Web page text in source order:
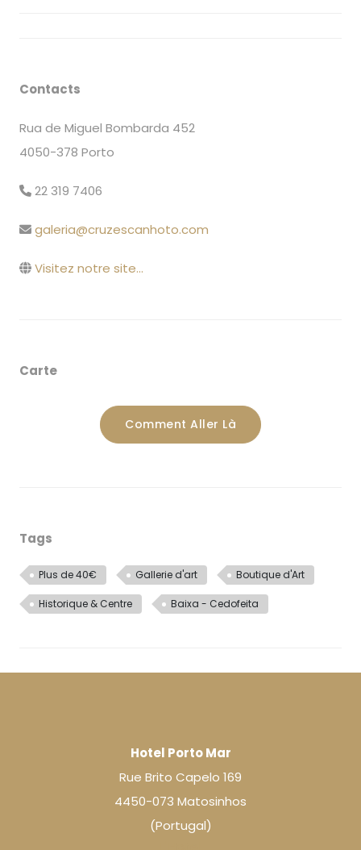
Contacts
Rua de Miguel Bombarda 452
4050-378 Porto
22 319 7406
galeria@cruzescanhoto.com
Visitez notre site...
Carte
Comment Aller Là
Tags
Plus de 40€ Gallerie d'art Boutique d'Art
Historique & Centre Baixa - Cedofeita
Hotel Porto Mar
Rue Brito Capelo 169
4450-073 Matosinhos
(Portugal)